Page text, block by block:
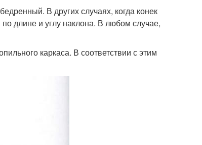
В других случаях, когда конек
длине и углу наклона. В любом случае,
каркаса. В соответствии с этим